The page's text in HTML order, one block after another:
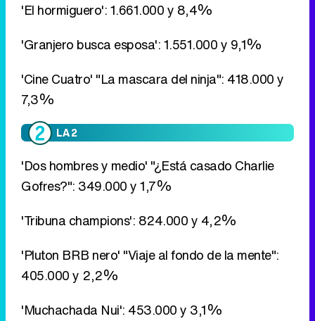
'El hormiguero': 1.661.000 y 8,4%
'Granjero busca esposa': 1.551.000 y 9,1%
'Cine Cuatro' "La mascara del ninja": 418.000 y
7,3%
LA 2
'Dos hombres y medio' "¿Está casado Charlie
Gofres?": 349.000 y 1,7%
'Tribuna champions': 824.000 y 4,2%
'Pluton BRB nero' "Viaje al fondo de la mente":
405.000 y 2,2%
'Muchachada Nui': 453.000 y 3,1%